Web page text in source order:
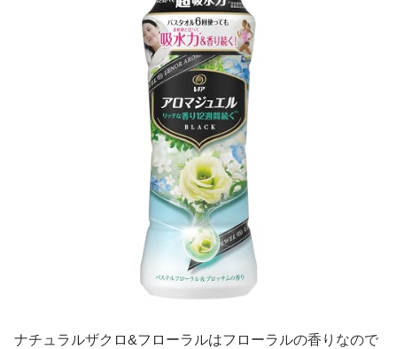
ナチュラルザクロ&フローラルはフローラルの香りなので